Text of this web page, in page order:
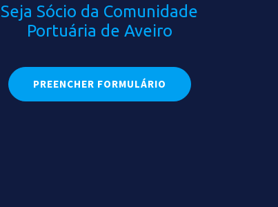
Seja Sócio da Comunidade
Portuária de Aveiro
PREENCHER FORMULÁRIO